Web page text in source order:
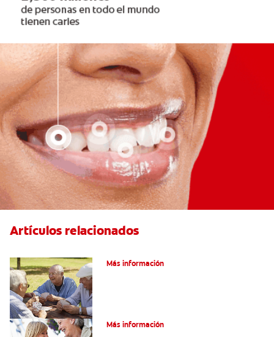
Artículos relacionados
Más información
Más información